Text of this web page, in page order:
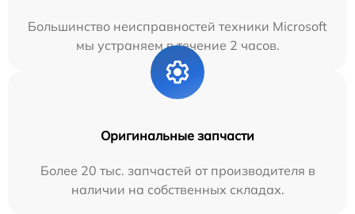
Большинство неисправностей техники Microsoft
мы устраняем в течение 2 часов.
Оригинальные запчасти
Более 20 тыс. запчастей от производителя в
наличии на собственных складах.